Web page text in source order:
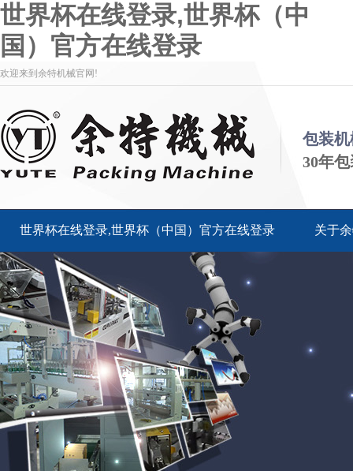
世界杯在线登录,世界杯（中
国）官方在线登录
欢迎来到余特机械官网!
包装
30年
世界杯在线登录,世界杯（中国）官方在线登录 关于
客户服务